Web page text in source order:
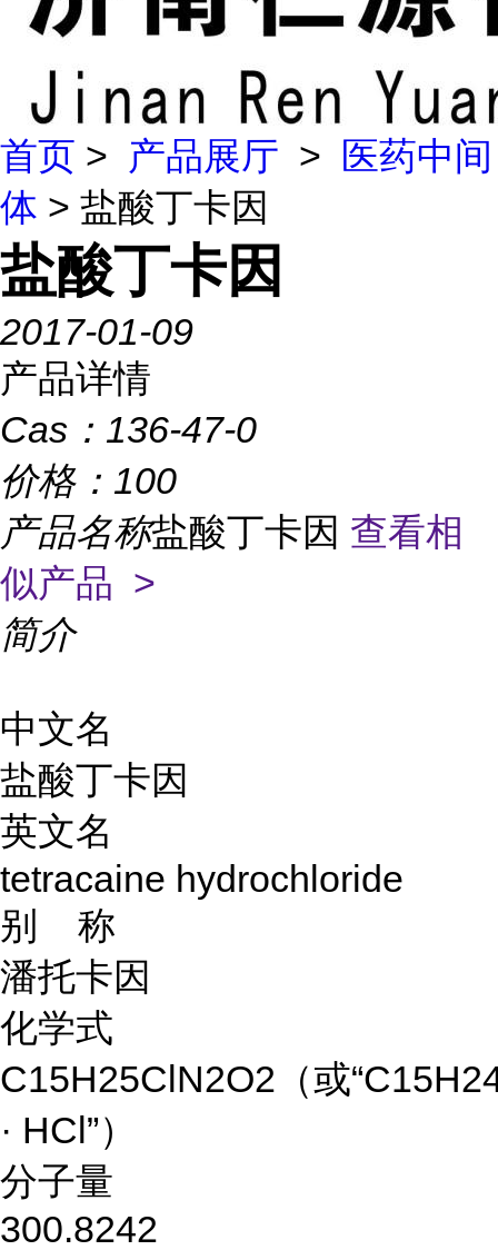
首页 > 产品展厅 >
医药中间
体 > 盐酸丁卡因
盐酸丁卡因
2017-01-09
产品详情
Cas： 136-47-0
价格： 100
产品名称盐酸丁卡因 查看相
似产品 >
简介
中文名
盐酸丁卡因
英文名
tetracaine hydrochloride
别 称
潘托卡因
化学式
C15H25ClN2O2（或
· HCl”）
分子量
300.8242